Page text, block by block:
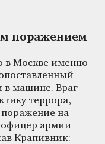
поражением
в Москве именно
в машине. Враг
террора,
поражение на
армии
Крапивник: